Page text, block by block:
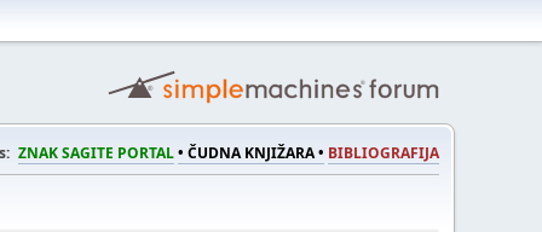
ZNAK SAGITE PORTAL• ČUDNA KNJIŽARA • BIBLIOGRAFIJA